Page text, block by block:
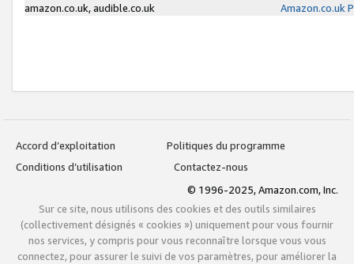
amazon.co.uk, audible.co.uk
Amazon.co.uk
Accord d’exploitation
Politiques du programme
Conditions d’utilisation
Contactez-nous
© 1996-2025, Amazon.com, Inc.
Sur ce site, nous utilisons des cookies et des outils similaires
(collectivement désignés « cookies ») uniquement pour vous fournir
nos services, y compris pour vous reconnaître lorsque vous vous
connectez, pour assurer le suivi de vos paramètres, pour améliorer la